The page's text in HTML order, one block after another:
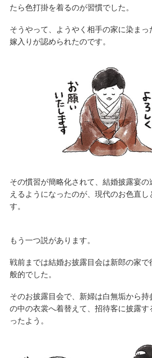
たら色打掛を着るのが習慣でした。
そうやって、ようやく相手の家に染まっ
嫁入りが認められたのです。
その慣習が簡略化されて、結婚披露宴の
えるようになったのが、現代のお色直し
す。
もう一つ説があります。
戦前までは結婚お披露目会は新郎の家で
般的でした。
そのお披露目会で、新婦は白無垢から持
の中の衣裳へ着替えて、招待客に披露す
ったよう。